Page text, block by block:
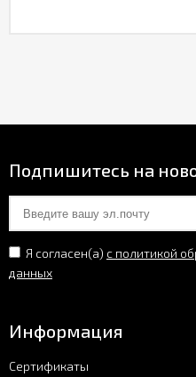
Подпишитесь на
Я согласен(a) с политикой
данных
Информация
Сертификаты